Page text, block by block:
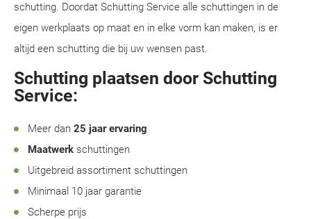
schutting. Doordat Schutting Service alle schuttingen in de
eigen werkplaats op maat en in elke vorm kan maken, is er
altijd een schutting die bij uw wensen past.
Schutting plaatsen door Schutting
Service:
Meer dan 25 jaar ervaring
Maatwerk schuttingen
Uitgebreid assortiment schuttingen
Minimaal 10 jaar garantie
Scherpe prijs